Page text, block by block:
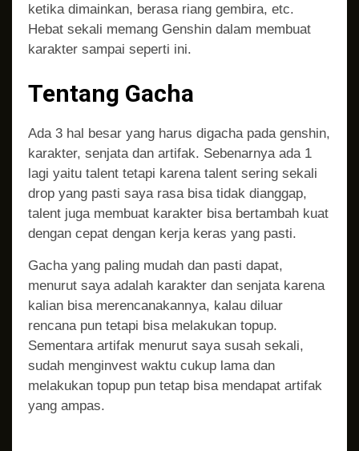
ketika dimainkan, berasa riang gembira, etc.
Hebat sekali memang Genshin dalam membuat
karakter sampai seperti ini.
Tentang Gacha
Ada 3 hal besar yang harus digacha pada genshin,
karakter, senjata dan artifak. Sebenarnya ada 1
lagi yaitu talent tetapi karena talent sering sekali
drop yang pasti saya rasa bisa tidak dianggap,
talent juga membuat karakter bisa bertambah kuat
dengan cepat dengan kerja keras yang pasti.
Gacha yang paling mudah dan pasti dapat,
menurut saya adalah karakter dan senjata karena
kalian bisa merencanakannya, kalau diluar
rencana pun tetapi bisa melakukan topup.
Sementara artifak menurut saya susah sekali,
sudah menginvest waktu cukup lama dan
melakukan topup pun tetap bisa mendapat artifak
yang ampas.